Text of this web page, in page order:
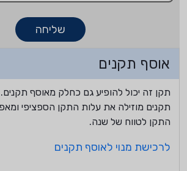
שליחה
אוסף תקנים
תקן זה יכול להופיע גם כחלק מאוסף
תקנים מוזילה את עלות התקן הספציפי
התקן לטווח של שנה.
לרכישת מנוי לאוסף תקנים